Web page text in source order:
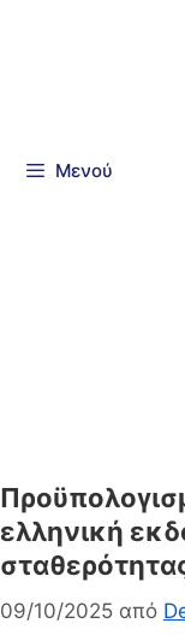
Μενού
ελληνική
09/10/2025 από